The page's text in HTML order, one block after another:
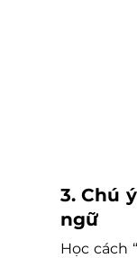
3. Chú
ngữ
Học cách